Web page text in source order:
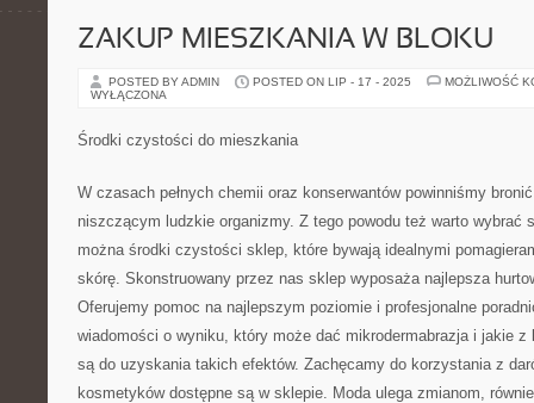
ZAKUP MIESZKANIA W BLOKU
POSTED BY ADMIN POSTED ON LIP - 17 - 2025
MOŻLIWOŚĆ
WYŁĄCZONA
Środki czystości do mieszkania
W czasach pełnych chemii oraz konserwantów powinniśmy
niszczącym ludzkie organizmy. Z tego powodu też warto wybrać
można środki czystości sklep, które bywają idealnymi
skórę. Skonstruowany przez nas sklep wyposaża najlepsza
Oferujemy pomoc na najlepszym poziomie i profesjonalne
wiadomości o wyniku, który może dać mikrodermabrazja i jakie z
są do uzyskania takich efektów. Zachęcamy do korzystania z
kosmetyków dostępne są w sklepie. Moda ulega zmianom,